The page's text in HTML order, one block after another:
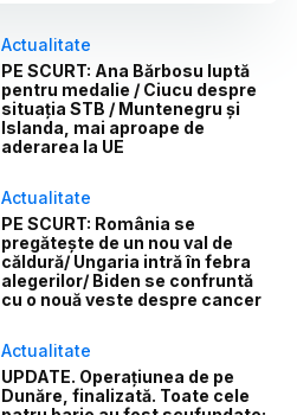
Actualitate
PE SCURT: Ana Bărbosu luptă
pentru medalie / Ciucu despre
situația STB / Muntenegru și
Islanda, mai aproape de
aderarea la UE
Actualitate
PE SCURT: România se
pregătește de un nou val de
căldură/ Ungaria intră în febra
alegerilor/ Biden se confruntă
cu o nouă veste despre cancer
Actualitate
UPDATE. Operațiunea de pe
Dunăre, finalizată. Toate cele